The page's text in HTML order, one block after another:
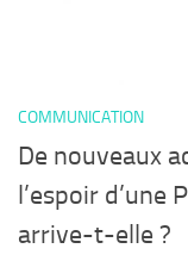
COMMUNICATION
De nouveaux
l’espoir d’une
arrive-t-elle ?